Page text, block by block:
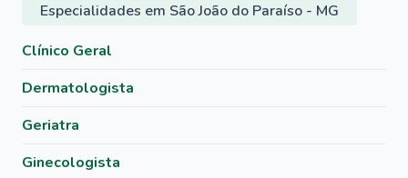
Especialidades em São João do Paraíso - MG
Clínico Geral
Dermatologista
Geriatra
Ginecologista